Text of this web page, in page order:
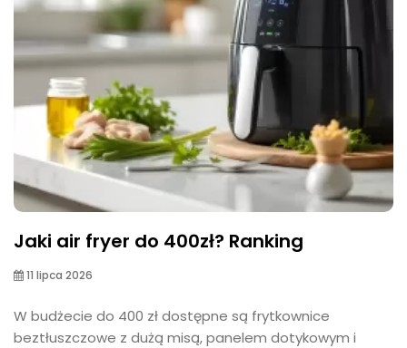
Jaki air fryer do 400zł? Ranking
11 lipca 2026
W budżecie do 400 zł dostępne są frytkownice
beztłuszczowe z dużą misą, panelem dotykowym i